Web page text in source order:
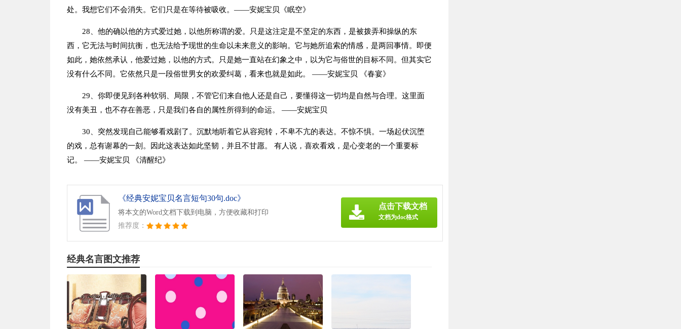
处。我想它们不会消失。它们只是在等待被吸收。——安妮宝贝《眠空》
28、他的确以他的方式爱过她，以他所称谓的爱。只是这注定是不坚定的东西，是被拨弄和操纵的东
西，它无法与时间抗衡，也无法给予现世的生命以未来意义的影响。它与她所追索的情感，是两回事情。即便
如此，她依然承认，他爱过她，以他的方式。只是她一直站在幻象之中，以为它与俗世的目标不同。但其实它
没有什么不同。它依然只是一段俗世男女的欢爱纠葛，看来也就是如此。 ——安妮宝贝 《春宴》
29、你即便见到各种软弱、局限，不管它们来自他人还是自己，要懂得这一切均是自然与合理。这里面
没有美丑，也不存在善恶，只是我们各自的属性所得到的命运。 ——安妮宝贝
30、突然发现自己能够看戏剧了。沉默地听着它从容宛转，不卑不亢的表达。不惊不惧。一场起伏沉堕
的戏，总有谢幕的一刻。因此这表达如此坚韧，并且不甘愿。 有人说，喜欢看戏，是心变老的一个重要标
记。 ——安妮宝贝 《清醒纪》
《经典安妮宝贝名言短句30句.doc》
将本文的Word文档下载到电脑，方便收藏和打印
推荐度：
点击下载文档
文档为doc格式
经典名言图文推荐